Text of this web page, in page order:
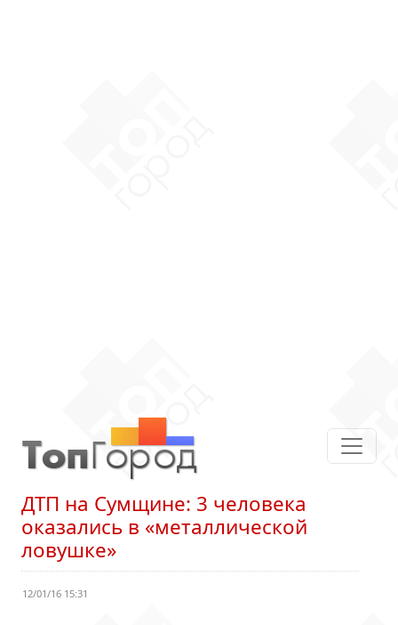
ДТП на Сумщине: 3 человека
оказались в «металлической
ловушке»
12/01/16 15:31